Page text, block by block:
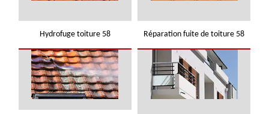
Hydrofuge toiture 58 Réparation fuite de toiture 58